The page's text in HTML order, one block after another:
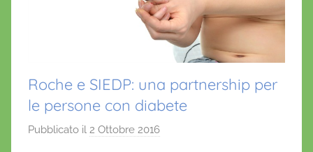
Roche e SIEDP: una partnership per
le persone con diabete
Pubblicato il 2 Ottobre 2016